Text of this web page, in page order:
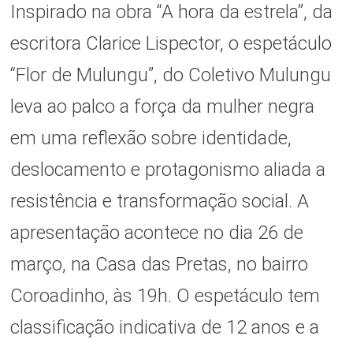
Inspirado na obra “A hora da estrela”, da
escritora Clarice Lispector, o espetáculo
“Flor de Mulungu”, do Coletivo Mulungu
leva ao palco a força da mulher negra
em uma reflexão sobre identidade,
deslocamento e protagonismo aliada a
resistência e transformação social. A
apresentação acontece no dia 26 de
março, na Casa das Pretas, no bairro
Coroadinho, às 19h. O espetáculo tem
classificação indicativa de 12 anos e a